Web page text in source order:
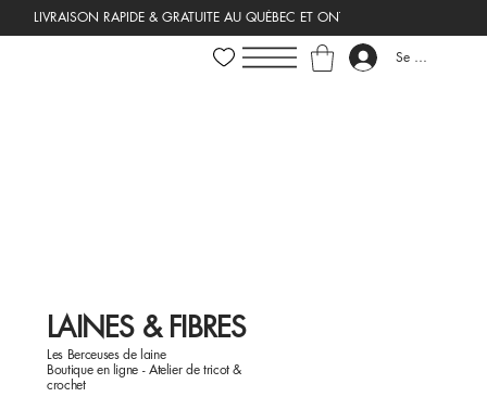
Se connecter
LAINES & FIBRES
Les Berceuses de laine
Boutique en ligne - Atelier de tricot &
crochet